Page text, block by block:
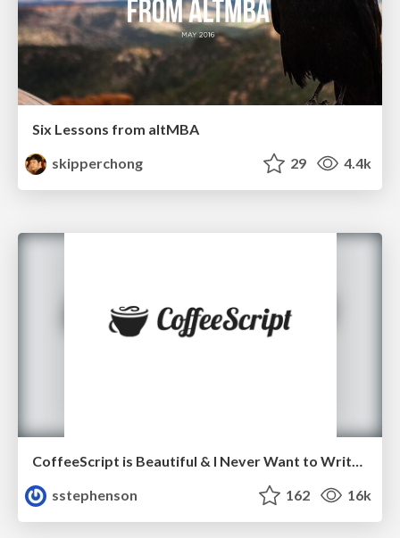
Six Lessons from altMBA
skipperchong
29 4.4k
CoffeeScript is Beautiful & I Never Want to Write Plain JavaScript Again
sstephenson
162 16k